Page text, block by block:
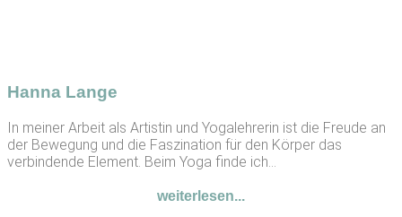
Hanna Lange
In meiner Arbeit als Artistin und Yogalehrerin ist die Freude an
der Bewegung und die Faszination für den Körper das
verbindende Element. Beim Yoga finde ich...
weiterlesen...